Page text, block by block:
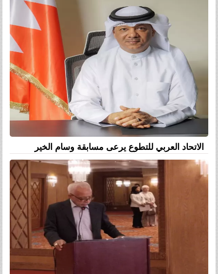
الاتحاد العربي للتطوع يرعى مسابقة وسام الخير